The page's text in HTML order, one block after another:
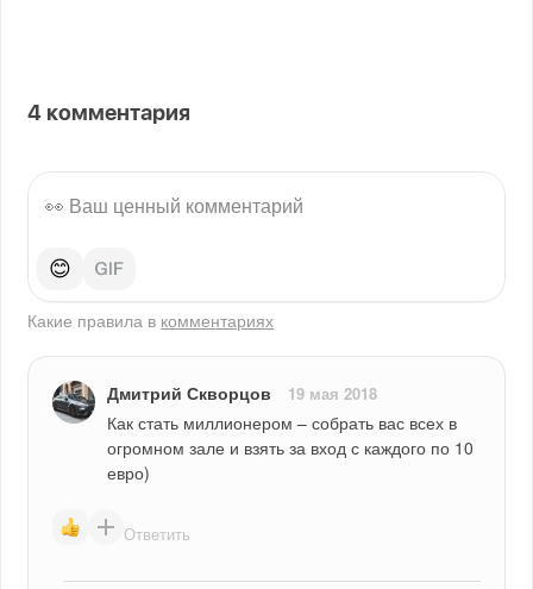
4 комментария
😊
Какие правила в комментариях
Дмитрий Скворцов 19 мая 2018
Как стать миллионером – собрать вас всех в
огромном зале и взять за вход с каждого по 10
евро)
Ответить